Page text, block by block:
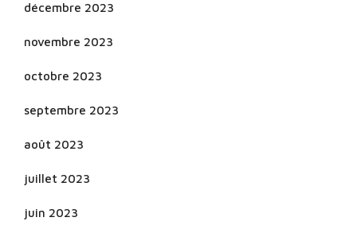
décembre 2023
novembre 2023
octobre 2023
septembre 2023
août 2023
juillet 2023
juin 2023